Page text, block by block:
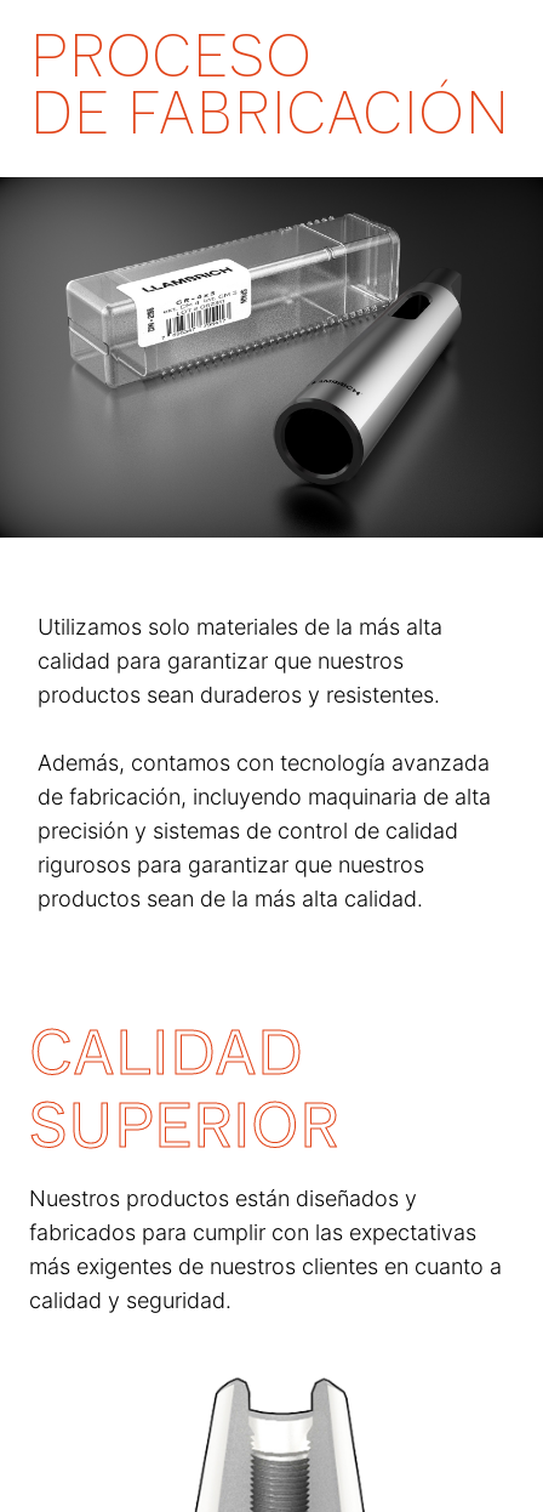
PROCESO
DE FABRICACIÓN
Utilizamos solo materiales de la más alta
calidad para garantizar que nuestros
productos sean duraderos y resistentes.
Además, contamos con tecnología avanzada
de fabricación, incluyendo maquinaria de alta
precisión y sistemas de control de calidad
rigurosos para garantizar que nuestros
productos sean de la más alta calidad.
CALIDAD
SUPERIOR
Nuestros productos están diseñados y
fabricados para cumplir con las expectativas
más exigentes de nuestros clientes en cuanto a
calidad y seguridad.